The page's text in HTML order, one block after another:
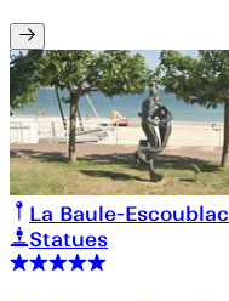
La Baule-Escoublac
Statues